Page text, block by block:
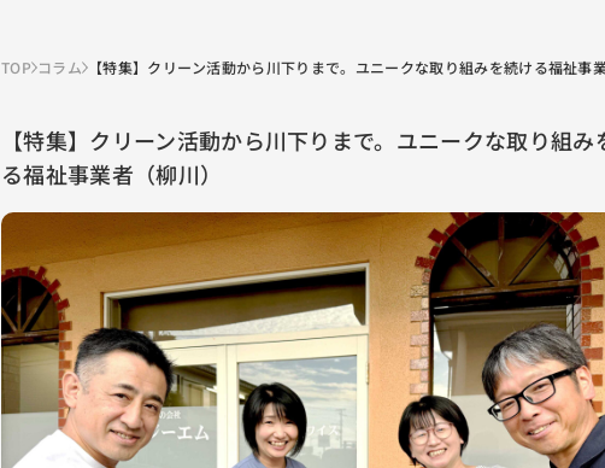
TOP コラム 【特集】クリーン活動から川下りまで。ユニークな取り組みを続ける福祉事
川）
【特集】クリーン活動から川下りまで。ユニークな取り組み
る福祉事業者（柳川）